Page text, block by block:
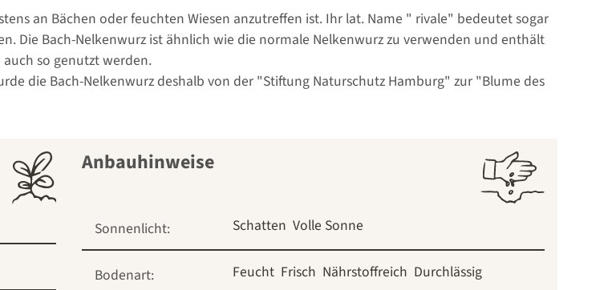
an Bächen oder feuchten Wiesen anzutreffen ist. Ihr lat. Name " rivale" bedeutet sogar
Die Bach-Nelkenwurz ist ähnlich wie die normale Nelkenwurz zu verwenden und enthält
so genutzt werden.
die Bach-Nelkenwurz deshalb von der "Stiftung Naturschutz Hamburg" zur "Blume des
Anbauhinweise
Sonnenlicht: Schatten Volle Sonne
Bodenart: Feucht Frisch Nährstoffreich Durchlässig